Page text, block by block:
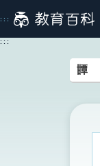
到
主
:::
:::